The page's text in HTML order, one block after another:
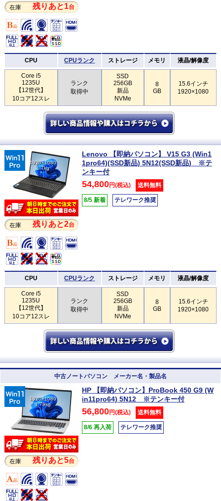
在庫 残りあと1台
CPU CPUランク ストレージ メモリ 液晶/解像度
Core i5
1235U
【12世代】
10コア12スレ
ランク
取得中
SSD
256GB
新品
NVMe
8
GB
15.6インチ
1920×1080
1920×1080
1.7kg
在庫 残りあと2台
Lenovo 【即納パソコン】 V15 G3 (Win1
1pro64)(SSD新品) 5N12(SSD新品) ※テ
ンキー付
54,800円(税込) 送料無料
8/5 新着 テレワーク推奨
CPU CPUランク ストレージ メモリ 液晶/解像度
Core i5
1235U
【12世代】
10コア12スレ
ランク
取得中
SSD
256GB
新品
NVMe
8
GB
15.6インチ
1920×1080
中古ノートパソコン メーカー名・製品名
1920×1080
1.79kg
在庫 残りあと5台
HP 【即納パソコン】ProBook 450 G9 (W
in11pro64) 5N12 ※テンキー付
56,800円(税込) 送料無料
8/6 再入荷 テレワーク推奨